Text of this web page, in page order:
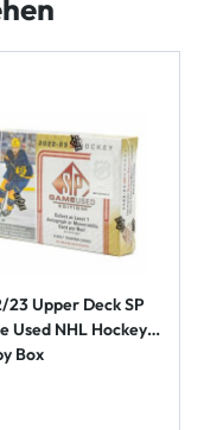
23 Upper Deck SP
Used NHL Hockey
Box